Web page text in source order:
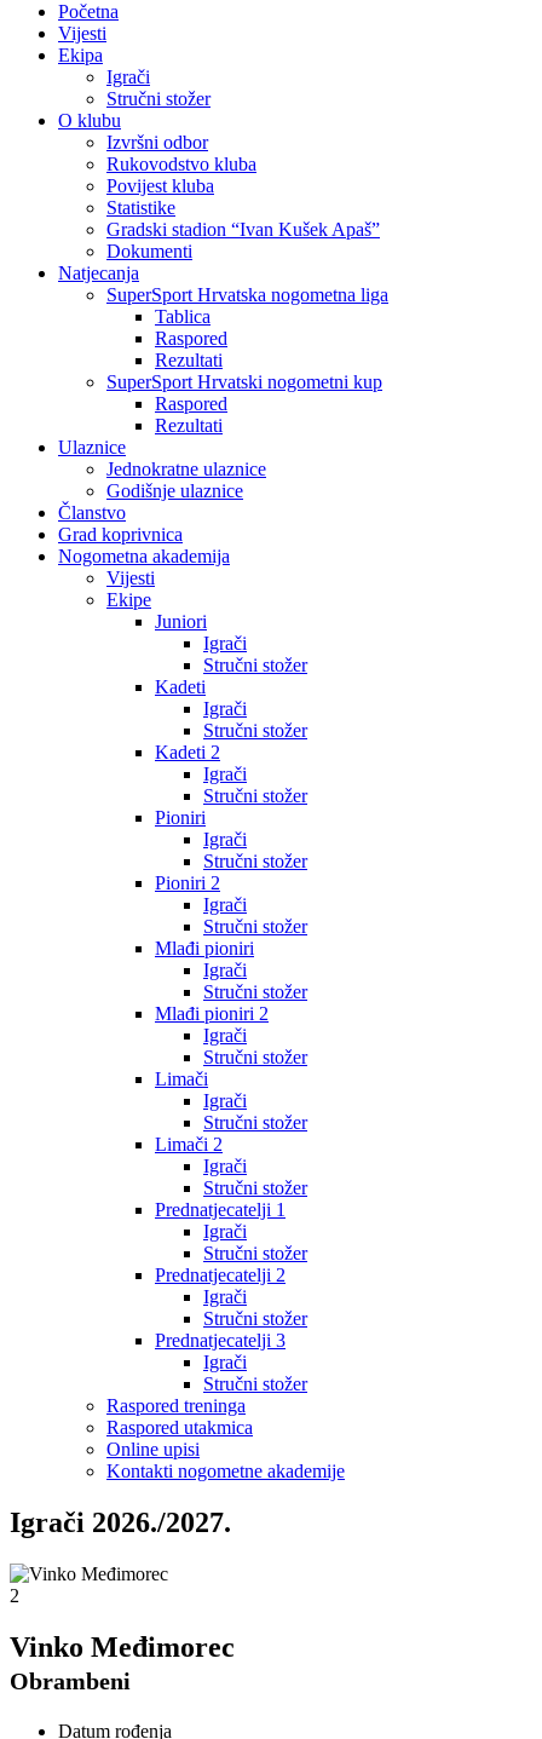
Početna
Vijesti
Ekipa
Igrači
Stručni stožer
O klubu
Izvršni odbor
Rukovodstvo kluba
Povijest kluba
Statistike
Gradski stadion “Ivan Kušek Apaš”
Dokumenti
Natjecanja
SuperSport Hrvatska nogometna liga
Tablica
Raspored
Rezultati
SuperSport Hrvatski nogometni kup
Raspored
Rezultati
Ulaznice
Jednokratne ulaznice
Godišnje ulaznice
Članstvo
Grad koprivnica
Nogometna akademija
Vijesti
Ekipe
Juniori
Igrači
Stručni stožer
Kadeti
Igrači
Stručni stožer
Kadeti 2
Igrači
Stručni stožer
Pioniri
Igrači
Stručni stožer
Pioniri 2
Igrači
Stručni stožer
Mlađi pioniri
Igrači
Stručni stožer
Mlađi pioniri 2
Igrači
Stručni stožer
Limači
Igrači
Stručni stožer
Limači 2
Igrači
Stručni stožer
Prednatjecatelji 1
Igrači
Stručni stožer
Prednatjecatelji 2
Igrači
Stručni stožer
Prednatjecatelji 3
Igrači
Stručni stožer
Raspored treninga
Raspored utakmica
Online upisi
Kontakti nogometne akademije
Igrači 2026./2027.
2
Vinko Međimorec
Obrambeni
Datum rođenja